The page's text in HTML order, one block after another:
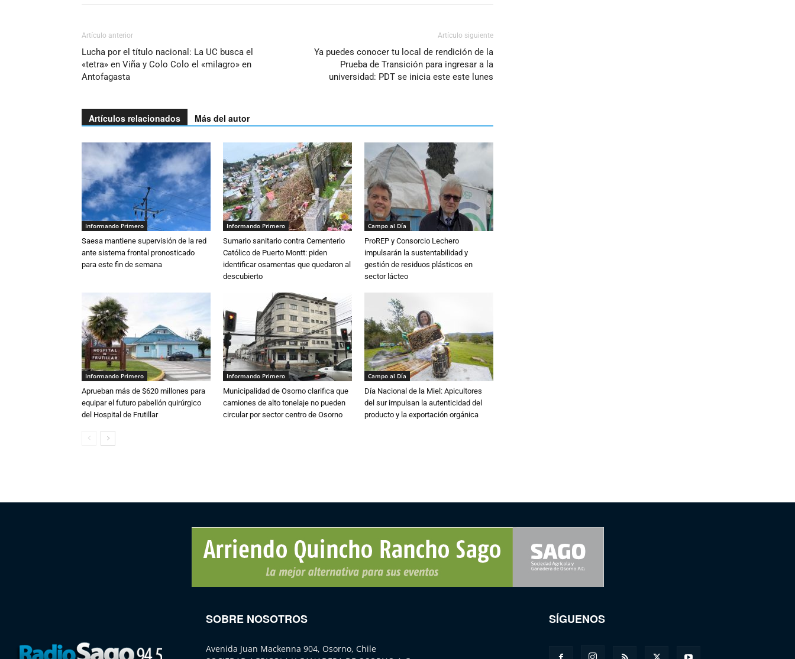
Artículo anterior
Lucha por el título nacional: La UC busca el
«tetra» en Viña y Colo Colo el «milagro» en
Antofagasta
Artículo siguiente
Ya puedes conocer tu local de rendición de la
Prueba de Transición para ingresar a la
universidad: PDT se inicia este este lunes
Artículos relacionados Más del autor
Informando Primero
Saesa mantiene supervisión de la red
ante sistema frontal pronosticado
para este fin de semana
Informando Primero
Sumario sanitario contra Cementerio
Católico de Puerto Montt: piden
identificar osamentas que quedaron al
descubierto
Campo al Día
ProREP y Consorcio Lechero
impulsarán la sustentabilidad y
gestión de residuos plásticos en
sector lácteo
Informando Primero
Aprueban más de $620 millones para
equipar el futuro pabellón quirúrgico
del Hospital de Frutillar
Informando Primero
Municipalidad de Osorno clarifica que
camiones de alto tonelaje no pueden
circular por sector centro de Osorno
Campo al Día
Día Nacional de la Miel: Apicultores
del sur impulsan la autenticidad del
producto y la exportación orgánica
SOBRE NOSOTROS
Avenida Juan Mackenna 904, Osorno, Chile
SÍGUENOS